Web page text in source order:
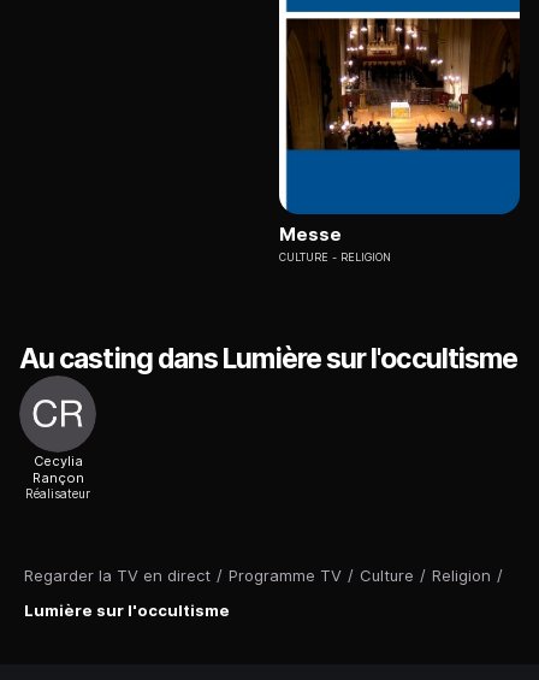
Regarder la TV en direct / Programme TV / Culture / Religion /
Lumière sur l'occultisme
Messe
CULTURE RELIGION
Au casting dans Lumière sur l'occultisme
Cecylia
Rançon
Réalisateur